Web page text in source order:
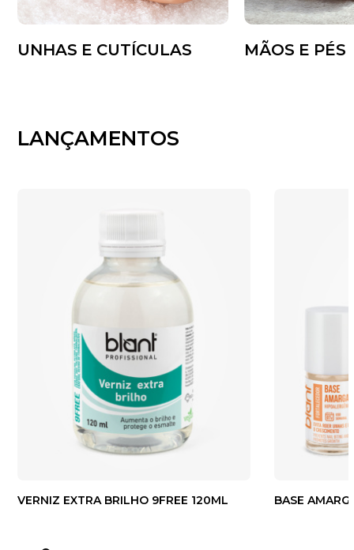
UNHAS E CUTÍCULAS MÃOS E PÉS
LANÇAMENTOS
VERNIZ EXTRA BRILHO 9FREE 120ML BASE